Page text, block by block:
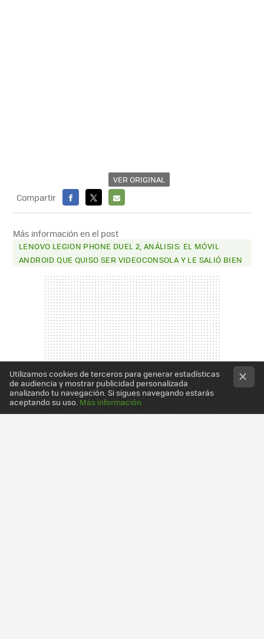
VER ORIGINAL
Compartir
FACEBOOK
X
E-
MAIL
Más información en el post
LENOVO LEGION PHONE DUEL 2, ANÁLISIS: EL MÓVIL
ANDROID QUE QUISO SER VIDEOCONSOLA Y LE SALIÓ BIEN
Utilizamos cookies de terceros para generar estadísticas
de audiencia y mostrar publicidad personalizada
analizando tu navegación. Si sigues navegando estarás
aceptando su uso. Más información